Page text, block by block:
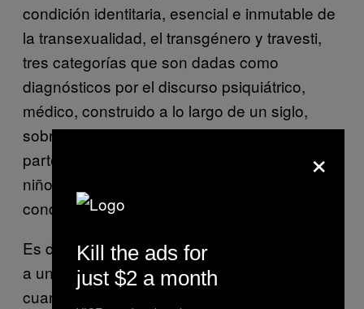
condición identitaria, esencial e inmutable de
la transexualidad, el transgénero y travesti,
tres categorías que son dadas como
diagnósticos por el discurso psiquiátrico,
médico, construido a lo largo de un siglo,
sobre todo en los últimos 60 años. La mayor
parte de las personas, cuando nominan a un
niño o niñas como trans, afirman esa
condición identitaria, esencial e inmutable.
Es decir, que pasaría de ser un infante trans,
a un adolescente y luego a un adulto trans,
cuando enfrentamos un contexto socio-
×
Kill the ads for
just $2 a month